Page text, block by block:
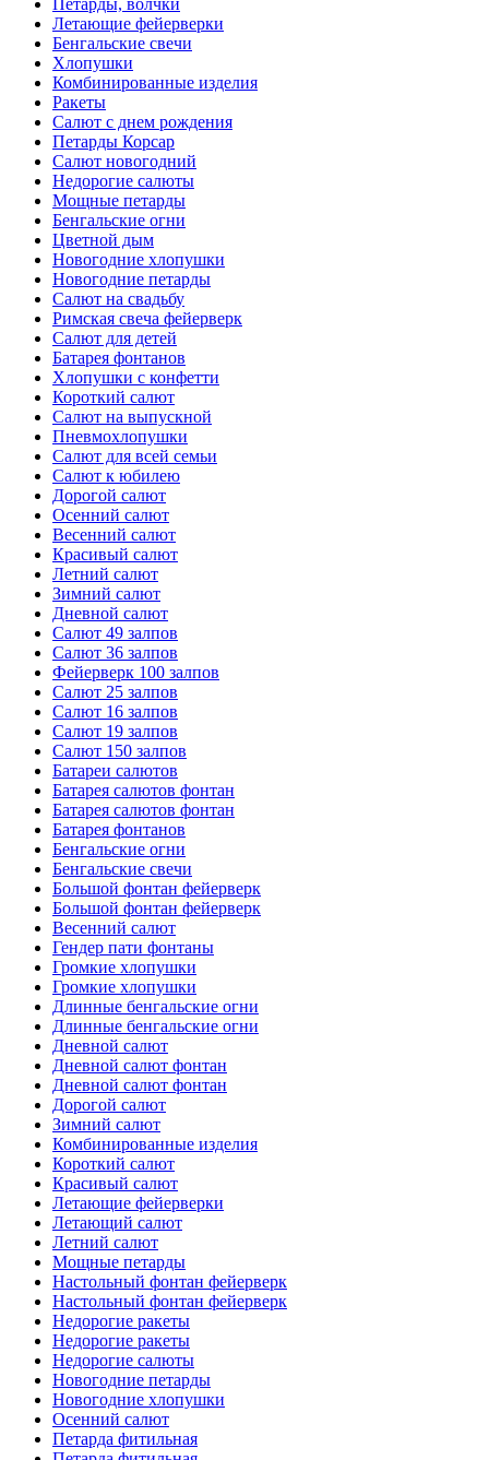
Петарды, волчки
Летающие фейерверки
Бенгальские свечи
Хлопушки
Комбинированные изделия
Ракеты
Салют с днем рождения
Петарды Корсар
Салют новогодний
Недорогие салюты
Мощные петарды
Бенгальские огни
Цветной дым
Новогодние хлопушки
Новогодние петарды
Салют на свадьбу
Римская свеча фейерверк
Салют для детей
Батарея фонтанов
Хлопушки с конфетти
Короткий салют
Салют на выпускной
Пневмохлопушки
Салют для всей семьи
Салют к юбилею
Дорогой салют
Осенний салют
Весенний салют
Красивый салют
Летний салют
Зимний салют
Дневной салют
Салют 49 залпов
Салют 36 залпов
Фейерверк 100 залпов
Салют 25 залпов
Салют 16 залпов
Салют 19 залпов
Салют 150 залпов
Батареи салютов
Батарея салютов фонтан
Батарея салютов фонтан
Батарея фонтанов
Бенгальские огни
Бенгальские свечи
Большой фонтан фейерверк
Большой фонтан фейерверк
Весенний салют
Гендер пати фонтаны
Громкие хлопушки
Громкие хлопушки
Длинные бенгальские огни
Длинные бенгальские огни
Дневной салют
Дневной салют фонтан
Дневной салют фонтан
Дорогой салют
Зимний салют
Комбинированные изделия
Короткий салют
Красивый салют
Летающие фейерверки
Летающий салют
Летний салют
Мощные петарды
Настольный фонтан фейерверк
Настольный фонтан фейерверк
Недорогие ракеты
Недорогие ракеты
Недорогие салюты
Новогодние петарды
Новогодние хлопушки
Осенний салют
Петарда фитильная